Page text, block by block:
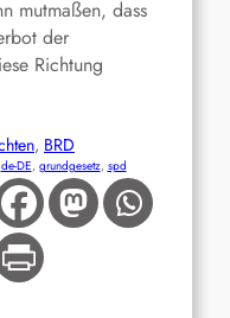
mutmaßen, dass
der
Richtung
, BRD
de-DE, grundgesetz, spd